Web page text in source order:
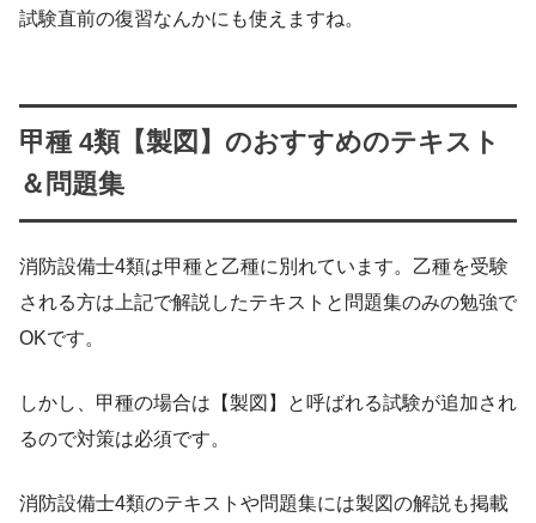
試験直前の復習なんかにも使えますね。
甲種 4類【製図】のおすすめのテキスト
＆問題集
消防設備士4類は甲種と乙種に別れています。乙種を受験
される方は上記で解説したテキストと問題集のみの勉強で
OKです。
しかし、甲種の場合は【製図】と呼ばれる試験が追加され
るので対策は必須です。
消防設備士4類のテキストや問題集には製図の解説も掲載